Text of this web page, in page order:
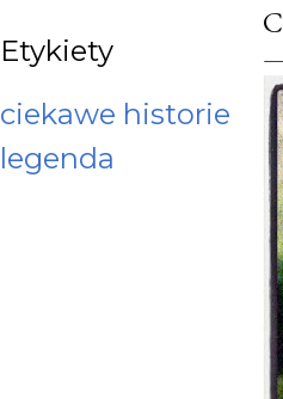
Etykiety
ciekawe historie
legenda